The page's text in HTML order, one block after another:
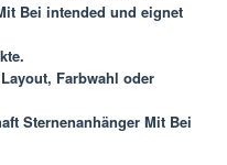
Bei intended und eignet
Farbwahl oder
Sternenanhänger Mit Bei